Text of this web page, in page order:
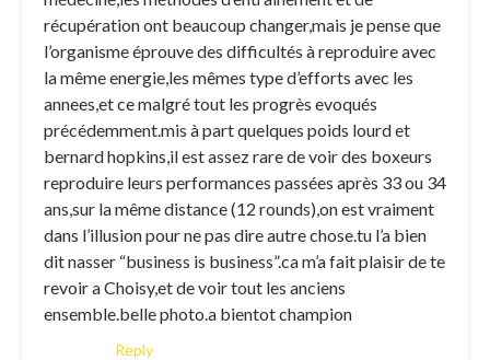
récupération ont beaucoup changer,mais je pense que
l’organisme éprouve des difficultés à reproduire avec
la même energie,les mêmes type d’efforts avec les
annees,et ce malgré tout les progrès evoqués
précédemment.mis à part quelques poids lourd et
bernard hopkins,il est assez rare de voir des boxeurs
reproduire leurs performances passées après 33 ou 34
ans,sur la même distance (12 rounds),on est vraiment
dans l’illusion pour ne pas dire autre chose.tu l’a bien
dit nasser “business is business”.ca m’a fait plaisir de te
revoir a Choisy,et de voir tout les anciens
ensemble.belle photo.a bientot champion
Reply